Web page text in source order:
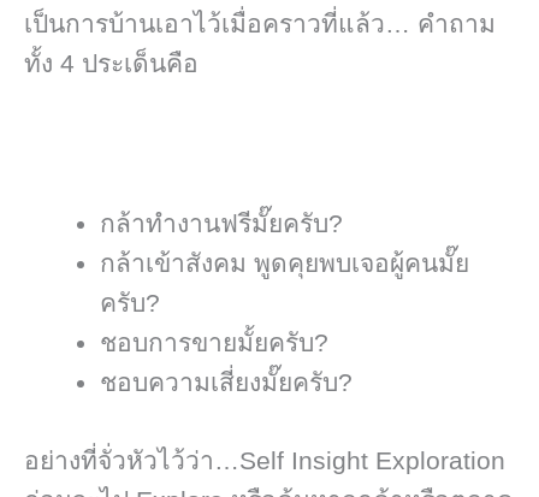
เป็นการบ้านเอาไว้เมื่อคราวที่แล้ว… คำถาม
ทั้ง 4 ประเด็นคือ
กล้าทำงานฟรีมั๊ยครับ?
กล้าเข้าสังคม พูดคุยพบเจอผู้คนมั๊ย
ครับ?
ชอบการขายมั้ยครับ?
ชอบความเสี่ยงมั๊ยครับ?
อย่างที่จั่วหัวไว้ว่า…Self Insight Exploration